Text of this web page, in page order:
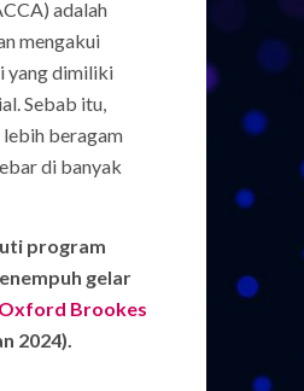
adalah
mengakui
yang dimiliki
Sebab itu,
beragam
di banyak
program
gelar
Oxford Brookes
2024).